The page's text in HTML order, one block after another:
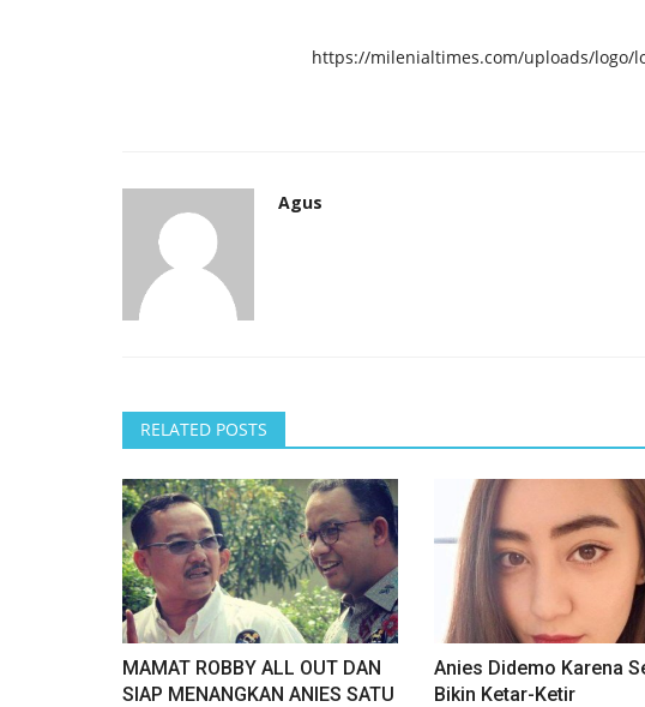
https://milenialtimes.com/uploads/logo/
Agus
RELATED POSTS
MAMAT ROBBY ALL OUT DAN
SIAP MENANGKAN ANIES SATU
Anies Didemo Karena
Bikin Ketar-Ketir